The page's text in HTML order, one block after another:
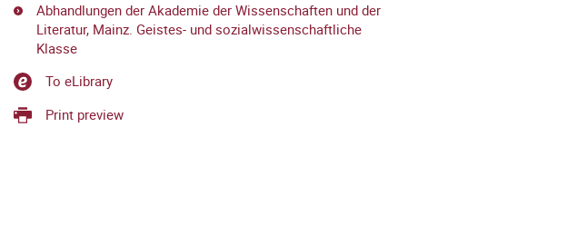
Abhandlungen der Akademie der Wissenschaften und der
Literatur, Mainz. Geistes- und sozialwissenschaftliche
Klasse
To eLibrary
Print preview